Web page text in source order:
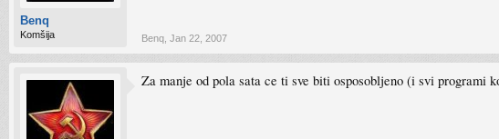
Benq
Komšija Benq Jan 22, 2007
Za manje od pola sata ce ti sve biti osposobljeno (i svi programi